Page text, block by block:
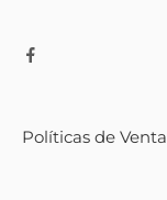
Políticas de Venta